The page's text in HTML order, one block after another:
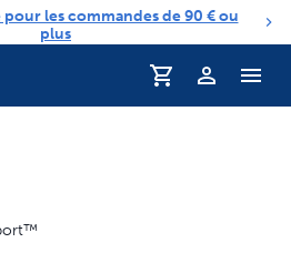
les commandes de 90 € ou
plus
Profil